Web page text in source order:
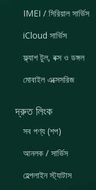
IMEI / সিরিয়াল সার্ভিস
iCloud সার্ভিস
ফ্ল্যাশ টুল, বক্স ও ডঙ্গল
মোবাইল এক্সেসরিজ
দ্রুত লিংক
সব পণ্য (শপ)
আনলক / সার্ভিস
হেল্পলাইন স্ট্যাটাস